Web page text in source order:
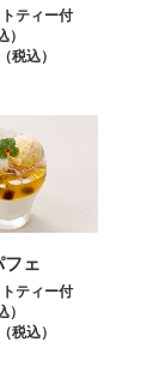
トティー付
込）
フェ
トティー付
込）